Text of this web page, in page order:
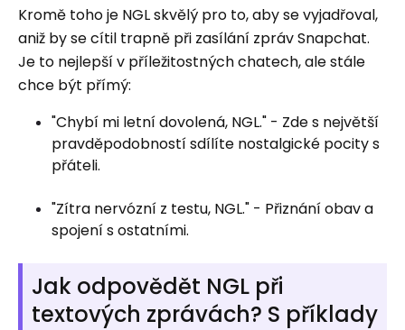
Kromě toho je NGL skvělý pro to, aby se vyjadřoval,
aniž by se cítil trapně při zasílání zpráv Snapchat.
Je to nejlepší v příležitostných chatech, ale stále
chce být přímý:
"Chybí mi letní dovolená, NGL." - Zde s největší
pravděpodobností sdílíte nostalgické pocity s
přáteli.
"Zítra nervózní z testu, NGL." - Přiznání obav a
spojení s ostatními.
Jak odpovědět NGL při
textových zprávách? S příklady